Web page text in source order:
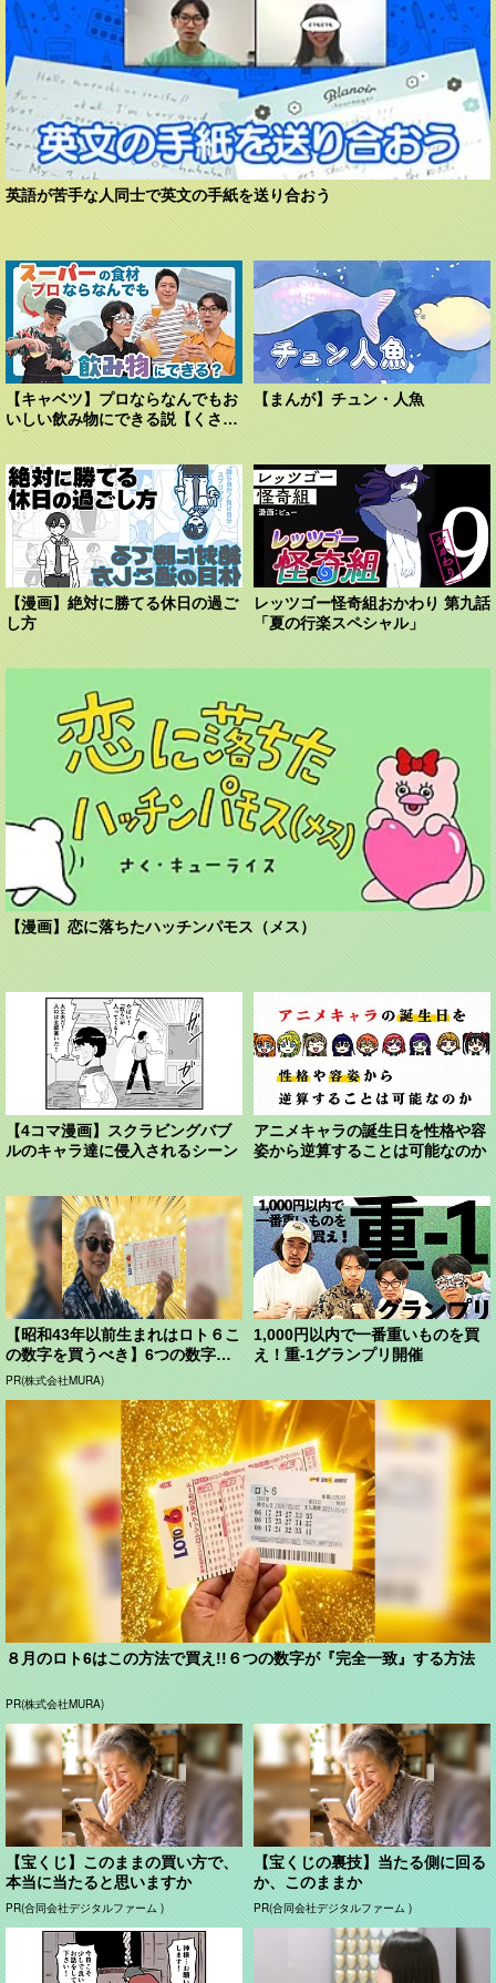
英語が苦手な人同士で英文の手紙を送り合おう
【キャベツ】プロならなんでもお
いしい飲み物にできる説【くさ
や】
【まんが】チュン・人魚
【漫画】絶対に勝てる休日の過ご
し方
レッツゴー怪奇組おかわり 第九話
「夏の行楽スペシャル」
【漫画】恋に落ちたハッチンパモス（メス）
【4コマ漫画】スクラビングバブ
ルのキャラ達に侵入されるシーン
アニメキャラの誕生日を性格や容
姿から逆算することは可能なのか
【昭和43年以前生まれはロト６こ
の数字を買うべき】6つの数字が
「完全一致」する方...
PR(株式会社MURA)
1,000円以内で一番重いものを買
え！重-1グランプリ開催
８月のロト6はこの方法で買え!!６つの数字が『完全一致』する方法
PR(株式会社MURA)
【宝くじ】このままの買い方で、
本当に当たると思いますか
PR(合同会社デジタルファーム )
【宝くじの裏技】当たる側に回る
か、このままか
PR(合同会社デジタルファーム )